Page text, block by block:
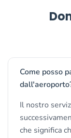
Come posso
Il nostro
che significa